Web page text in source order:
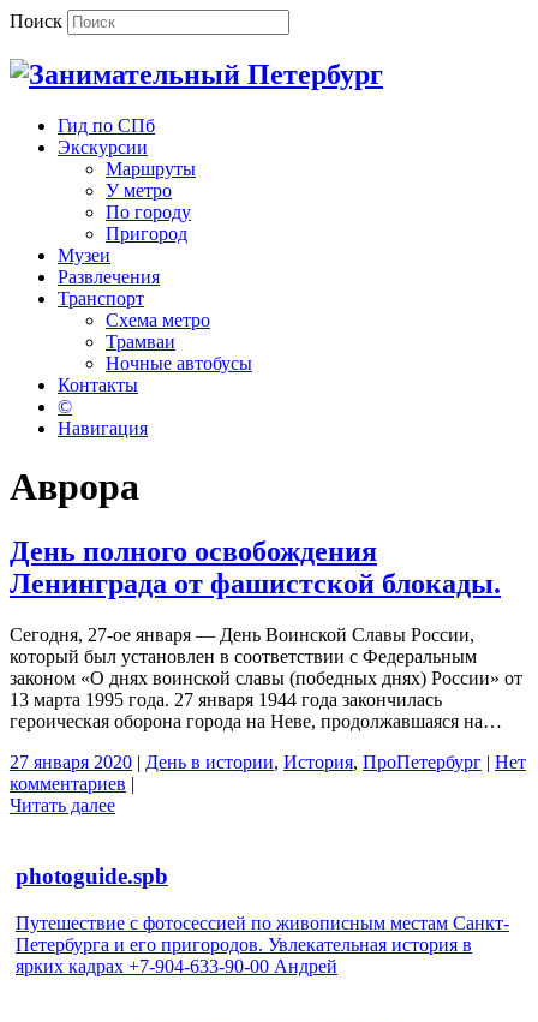
Поиск
Гид по СПб
Экскурсии
Маршруты
У метро
По городу
Пригород
Музеи
Развлечения
Транспорт
Схема метро
Трамваи
Ночные автобусы
Контакты
©
Навигация
Аврора
День полного освобождения
Ленинграда от фашистской блокады.
Сегодня, 27-ое января — День Воинской Славы России,
который был установлен в соответствии с Федеральным
законом «О днях воинской славы (победных днях) России» от
13 марта 1995 года. 27 января 1944 года закончилась
героическая оборона города на Неве, продолжавшаяся на…
27 января 2020 | День в истории, История, ПроПетербург | Нет
комментариев |
Читать далее
photoguide.spb
Путешествие с фотосессией по живописным местам Санкт-
Петербурга и его пригородов. Увлекательная история в
ярких кадрах +7-904-633-90-00 Андрей